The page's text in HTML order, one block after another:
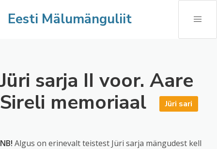
Eesti Mälumänguliit
Jüri sarja II voor. Aare
Sireli memoriaal
Jüri sari
NB! Algus on erinevalt teistest Jüri sarja mängudest kell